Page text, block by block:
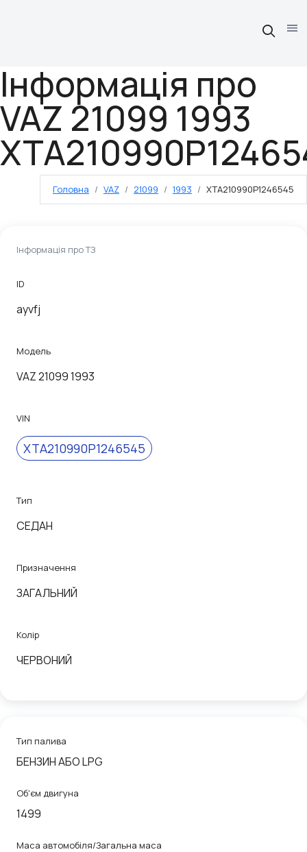
Інформація про
VAZ 21099 1993
Головна VAZ 21099 1993 XTA210990P1246545
Інформація про ТЗ
ID
ayvfj
Модель
VAZ 21099 1993
VIN
XTA210990P1246545
Тип
СЕДАН
Призначення
ЗАГАЛЬНИЙ
Колір
ЧЕРВОНИЙ
Тип палива
БЕНЗИН АБО LPG
Об'єм двигуна
1499
Маса автомобіля/Загальна маса